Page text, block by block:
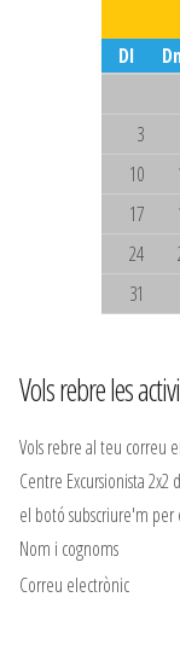
Dl
3
10
17
24
31
Vols rebre les
Vols rebre al teu correu
Centre Excursionista
el botó subscriure'm per
Nom i cognoms
Correu electrònic